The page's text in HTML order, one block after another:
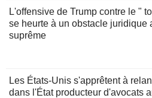
L'offensive de Trump contre le "
se heurte à un obstacle juridique
suprême
Les États-Unis s'apprêtent à
dans l'État producteur d'avocats